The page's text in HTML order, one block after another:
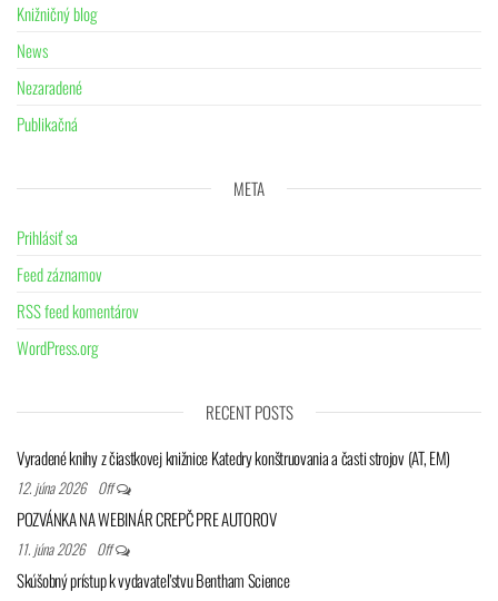
Knižničný blog
News
Nezaradené
Publikačná
META
Prihlásiť sa
Feed záznamov
RSS feed komentárov
WordPress.org
RECENT POSTS
Vyradené knihy z čiastkovej knižnice Katedry konštruovania a časti strojov (AT, EM)
12. júna 2026 Off
POZVÁNKA NA WEBINÁR CREPČ PRE AUTOROV
11. júna 2026 Off
Skúšobný prístup k vydavateľstvu Bentham Science